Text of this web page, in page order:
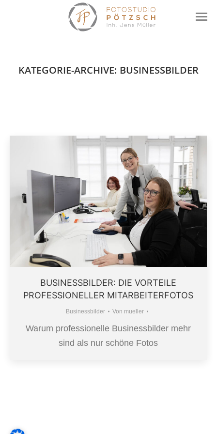
KATEGORIE-ARCHIVE: BUSINESSBILDER
BUSINESSBILDER: DIE VORTEILE
PROFESSIONELLER MITARBEITERFOTOS
Businessbilder Von mueller
Warum professionelle Businessbilder mehr
sind als nur schöne Fotos